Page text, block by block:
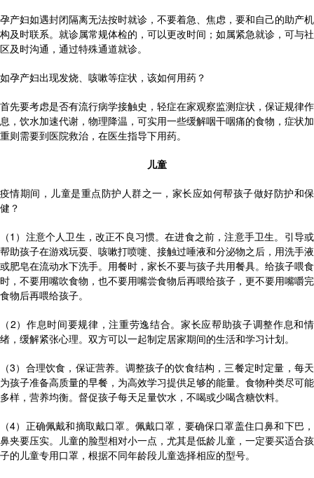
孕产妇如遇封闭隔离无法按时就诊，不要着急、焦虑，要和自己的助产机
构及时联系。就诊属常规体检的，可以更改时间；如属紧急就诊，可与社
区及时沟通，通过特殊通道就诊。
如孕产妇出现发烧、咳嗽等症状，该如何用药？
首先要考虑是否有流行病学接触史，轻症在家观察监测症状，保证规律作
息，饮水加速代谢，物理降温，可实用一些缓解咽干咽痛的食物，症状加
重则需要到医院救治，在医生指导下用药。
儿童
疫情期间，儿童是重点防护人群之一，家长应如何帮孩子做好防护和保
健？
（1）注意个人卫生，改正不良习惯。在进食之前，注意手卫生。引导或
帮助孩子在游戏玩耍、咳嗽打喷嚏、接触过唾液和分泌物之后，用洗手液
或肥皂在流动水下洗手。用餐时，家长不要与孩子共用餐具。给孩子喂食
时，不要用嘴吹食物，也不要用嘴尝食物后再喂给孩子，更不要用嘴嚼完
食物后再喂给孩子。
（2）作息时间要规律，注重劳逸结合。家长应帮助孩子调整作息和情
绪，缓解紧张心理。双方可以一起制定居家期间的生活和学习计划。
（3）合理饮食，保证营养。调整孩子的饮食结构，三餐定时定量，每天
为孩子准备高质量的早餐，为高效学习提供足够的能量。食物种类尽可能
多样，营养均衡。督促孩子每天足量饮水，不喝或少喝含糖饮料。
（4）正确佩戴和摘取戴口罩。佩戴口罩，要确保口罩盖住口鼻和下巴，
鼻夹要压实。儿童的脸型相对小一点，尤其是低龄儿童，一定要买适合孩
子的儿童专用口罩，根据不同年龄段儿童选择相应的型号。